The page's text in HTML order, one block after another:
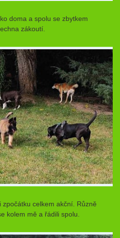
doma a spolu se zbytkem
zákoutí.
celkem akční. Různě
kolem mě a řádili spolu.